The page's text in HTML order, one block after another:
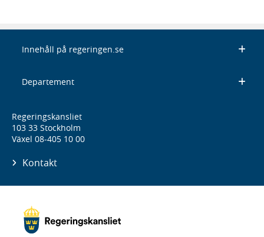
Innehåll på regeringen.se
Departement
Regeringskansliet
103 33 Stockholm
Växel 08-405 10 00
Kontakt